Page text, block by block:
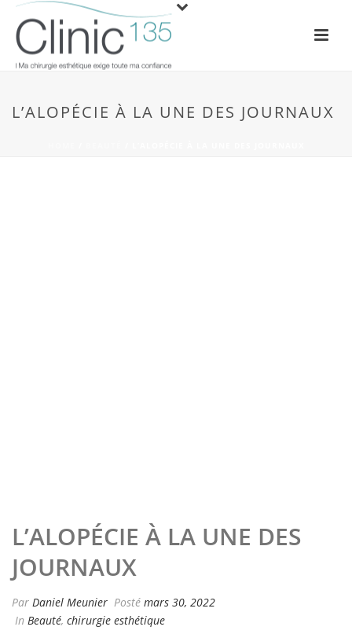
L’ALOPÉCIE À LA UNE DES JOURNAUX
L’ALOPÉCIE À LA UNE DES
JOURNAUX
Par Daniel Meunier Posté mars 30, 2022
In Beauté, chirurgie esthétique